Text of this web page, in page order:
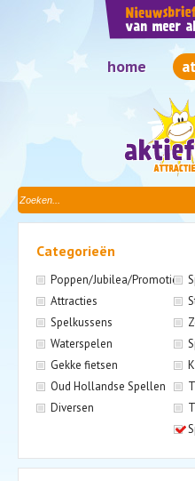
home
Categorieën
Poppen/Jubilea/Promotie
Attracties
Spelkussens
Waterspelen
Gekke fietsen
Oud Hollandse Spellen
Diversen